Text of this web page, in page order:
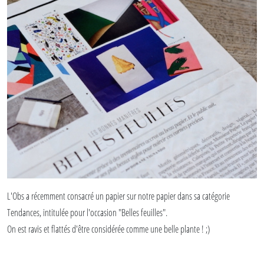
Merci Air Rhone Alpes pour ces chouettes calepins personnalisés!
Découvrez nos précédentes collaborations et personnalisations.
En savoir plus sur la personnalisation de carnets, nos modèles et nos délais.
Télécharger notre book
L'Obs a récemment consacré un papier sur notre papier dans sa catégorie
Tendances, intitulée pour l'occasion "Belles feuilles".
On est ravis et flattés d'être considérée comme une belle plante ! ;)